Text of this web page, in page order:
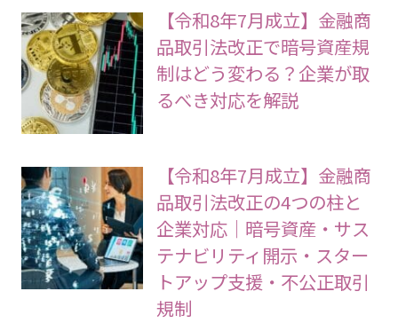
【令和8年7月成立】金融商
品取引法改正で暗号資産規
制はどう変わる？企業が取
るべき対応を解説
【令和8年7月成立】金融商
品取引法改正の4つの柱と
企業対応｜暗号資産・サス
テナビリティ開示・スター
トアップ支援・不公正取引
規制